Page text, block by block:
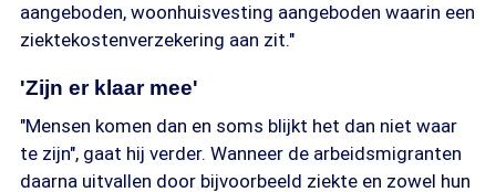
aangeboden, woonhuisvesting aangeboden waarin een
ziektekostenverzekering aan zit."
'Zijn er klaar mee'
"Mensen komen dan en soms blijkt het dan niet waar
te zijn", gaat hij verder. Wanneer de arbeidsmigranten
daarna uitvallen door bijvoorbeeld ziekte en zowel hun